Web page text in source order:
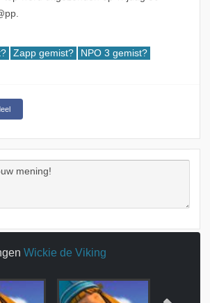
Zapp gemist? NPO 3 gemist?
Wickie de Viking